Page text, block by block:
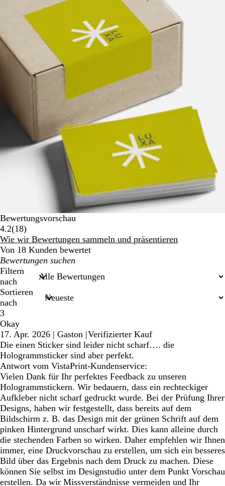
Bewertungsvorschau
4.2(1818
Bewertungen
)
Wie wir Bewertungen sammeln und präsentieren
Von 18 Kunden bewertet
Meine
Sucheingaben
Filtern
nach
Sortieren
nach
3
Okay
17. Apr. 2026 | Gaston |Verifizierter Kauf
Die einen Sticker sind leider nicht scharf…. die
Hologrammsticker sind aber perfekt.
Antwort vom VistaPrint-Kundenservice:
Vielen Dank für Ihr perfektes Feedback zu unseren
Hologrammstickern. Wir bedauern, dass ein rechteckiger
Aufkleber nicht scharf gedruckt wurde. Bei der Prüfung Ihrer
Designs, haben wir festgestellt, dass bereits auf dem
Bildschirm z. B. das Design mit der grünen Schrift auf dem
pinken Hintergrund unscharf wirkt. Dies kann alleine durch
die stechenden Farben so wirken. Daher empfehlen wir Ihnen
immer, eine Druckvorschau zu erstellen, um sich ein besseres
Bild über das Ergebnis nach dem Druck zu machen. Diese
können Sie selbst im Designstudio unter dem Punkt Vorschau
erstellen. Da wir Missverständnisse vermeiden und Ihr